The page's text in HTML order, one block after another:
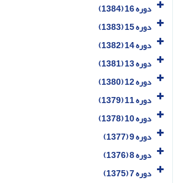
دوره 16 (1384)
دوره 15 (1383)
دوره 14 (1382)
دوره 13 (1381)
دوره 12 (1380)
دوره 11 (1379)
دوره 10 (1378)
دوره 9 (1377)
دوره 8 (1376)
دوره 7 (1375)